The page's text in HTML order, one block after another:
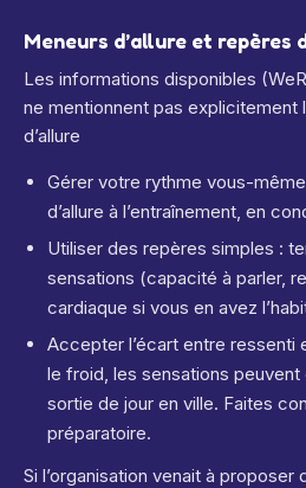
Meneurs d’allure et repères
Les informations disponibles
ne mentionnent pas explicitement
d’allure
Gérer votre rythme vous-
d’allure à l’entraînement, en
Utiliser des repères simples :
sensations (capacité à parler,
cardiaque si vous en avez
Accepter l’écart entre ressenti
le froid, les sensations peuvent
sortie de jour en ville. Faites
préparatoire.
Si l’organisation venait à proposer